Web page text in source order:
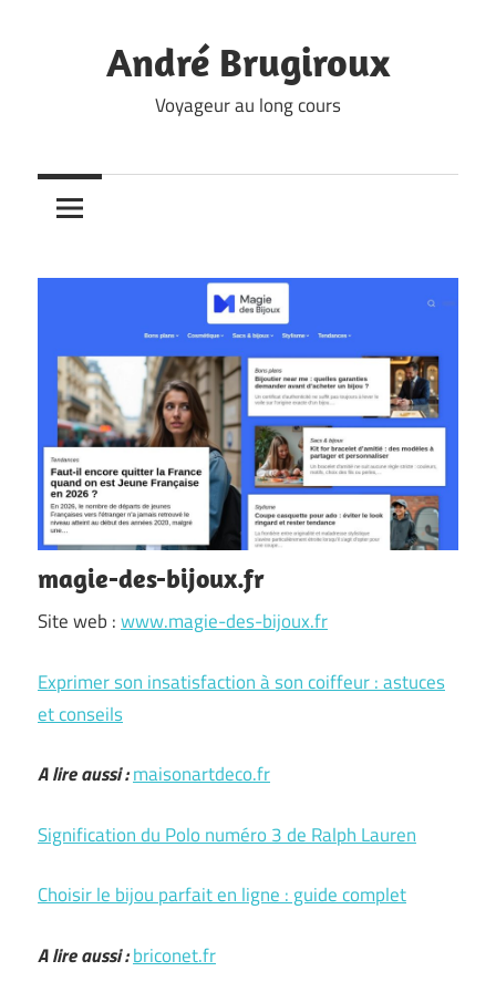
André Brugiroux
Voyageur au long cours
magie-des-bijoux.fr
Site web :www.magie-des-bijoux.fr
Exprimer son insatisfaction à son coiffeur : astuces
et conseils
A lire aussi :maisonartdeco.fr
Signification du Polo numéro 3 de Ralph Lauren
Choisir le bijou parfait en ligne : guide complet
A lire aussi :briconet.fr